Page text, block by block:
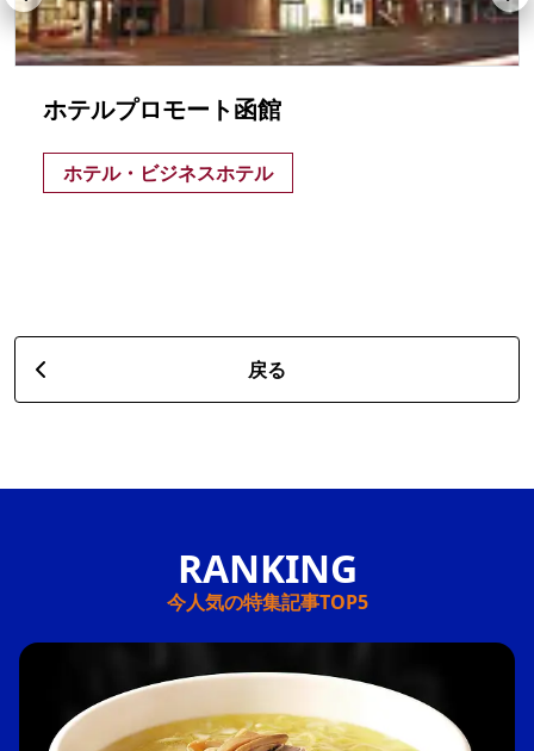
ホテルプロモート函館
ホテル・ビジネスホテル
戻る
今人気の特集記事TOP5